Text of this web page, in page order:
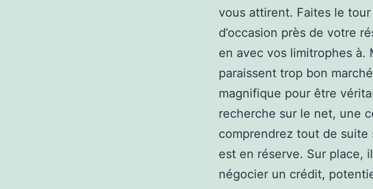
vous attirent. Faites le
d’occasion près de votre
en avec vos limitrophes
paraissent trop bon
magnifique pour être
recherche sur le net, une
comprendrez tout de
est en réserve. Sur place,
négocier un crédit,